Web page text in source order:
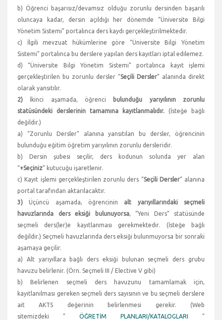
b) Öğrenci başarısız/devamsız olduğu zorunlu dersinden başarılı
oluncaya kadar, dersin açıldığı her dönemde “Üniversite Bilgi
Yönetim Sistemi” portalınca ders kaydı gerçekleştirilmektedir.
c) İlgili mevzuat hükümlerine göre “Üniversite Bilgi Yönetim
Sistemi” portalınca bu derslere yapılan ders kayıtları iptal edilemez.
d) “Üniversite Bilgi Yönetim Sistemi” portalınca kayıt işlemi
gerçekleştirilen bu zorunlu dersler “Seçili Dersler” alanında direkt
olarak yansıtılır.
2) İkinci aşamada, öğrenci
bulunduğu yarıyılının zorunlu
statüsündeki derslerinin tamamına kayıtlanmalıdır. (İsteğe bağlı
değildir.)
a) “Zorunlu Dersler” alanına yansıtılan bu dersler, öğrencinin
bulunduğu eğitim öğretim yarıyılının zorunlu dersleridir.
b) Dersin şubesi seçilir, ders kodunun solunda yer alan
“+Seçiniz” kutucuğu işaretlenir.
c) Kayıt işlemi gerçekleştirilen zorunlu ders “Seçili Dersler” alanına
portal tarafından aktarılacaktır.
3) Üçüncü aşamada, öğrencinin alt yarıyıllarındaki seçmeli
havuzlarında ders eksiği bulunuyorsa, “Yeni Ders” statüsünde
seçmeli ders(ler)e kayıtlanması gerekmektedir. (İsteğe bağlı
değildir.) Seçmeli havuzlarında ders eksiği bulunmuyorsa bir sonraki
aşamaya geçilir.
a) Alt yarıyıllara bağlı ders eksiği bulunan seçmeli ders grubu
havuzu belirlenir. (Örn. Seçmeli III / Elective V gibi)
b) Belirlenen seçmeli ders havuzunu tamamlamak için,
kayıtlanılması gereken seçmeli ders sayısının ve bu seçmeli derslere
ait AKTS değerinin belirlenmesi gerekir. (Web
sitemizdeki " ÖĞRETİM PLANLARI/KATALOGLARI "